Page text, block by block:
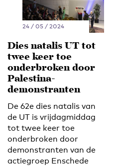
24 / 05 / 2024
Dies natalis UT tot
twee keer toe
onderbroken door
Palestina-
demonstranten
De 62e dies natalis van
de UT is vrijdagmiddag
tot twee keer toe
onderbroken door
demonstranten van de
actiegroep Enschede